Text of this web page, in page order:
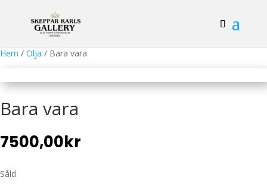
Hem / Olja / Bara vara
Bara vara
7500,00kr
Såld